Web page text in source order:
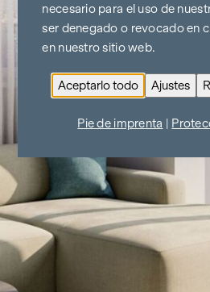
necesario para el uso de
ser denegado o revocado en
en nuestro sitio web.
Aceptarlo todo Ajustes
Pie de imprenta